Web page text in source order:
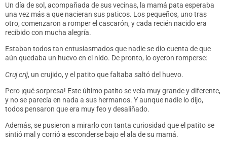
Un día de sol, acompañada de sus vecinas, la mamá pata esperaba
una vez más a que nacieran sus paticos. Los pequeños, uno tras
otro, comenzaron a romper el cascarón, y cada recién nacido era
recibido con mucha alegría.
Estaban todos tan entusiasmados que nadie se dio cuenta de que
aún quedaba un huevo en el nido. De pronto, lo oyeron romperse:
Cruj crij, un crujido, y el patito que faltaba saltó del huevo.
Pero ¡qué sorpresa! Este último patito se veía muy grande y diferente,
y no se parecía en nada a sus hermanos. Y aunque nadie lo dijo,
todos pensaron que era muy feo y desaliñado.
Además, se pusieron a mirarlo con tanta curiosidad que el patito se
sintió mal y corrió a esconderse bajo el ala de su mamá.